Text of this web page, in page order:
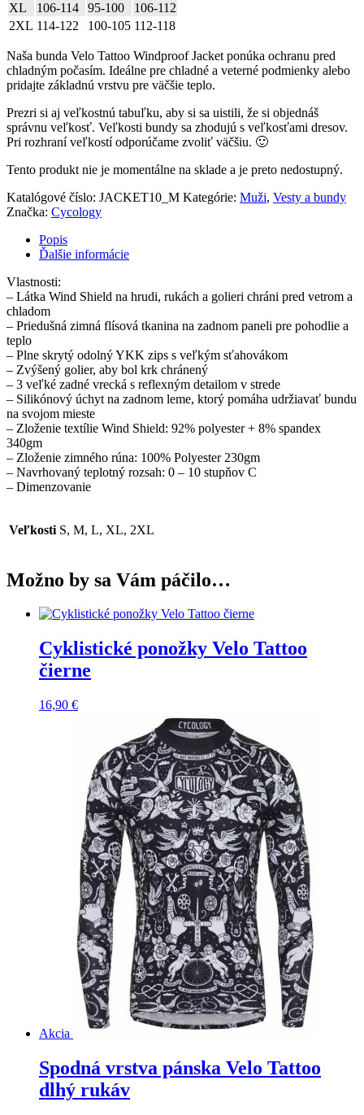
XL
106-114 95-100
106-112
2XL 114-122 100-105 112-118
Naša bunda Velo Tattoo Windproof Jacket ponúka ochranu pred
chladným počasím. Ideálne pre chladné a veterné podmienky alebo
pridajte základnú vrstvu pre väčšie teplo.
Prezri si aj veľkostnú tabuľku, aby si sa uistili, že si objednáš
správnu veľkosť. Veľkosti bundy sa zhodujú s veľkosťami dresov.
Pri rozhraní veľkostí odporúčame zvoliť väčšiu. 🙂
Tento produkt nie je momentálne na sklade a je preto nedostupný.
Katalógové číslo: JACKET10_M Kategórie: Muži, Vesty a bundy
Značka: Cycology
Popis
Ďalšie informácie
Vlastnosti:
– Látka Wind Shield na hrudi, rukách a golieri chráni pred vetrom a
chladom
– Priedušná zimná flísová tkanina na zadnom paneli pre pohodlie a
teplo
– Plne skrytý odolný YKK zips s veľkým sťahovákom
– Zvýšený golier, aby bol krk chránený
– 3 veľké zadné vrecká s reflexným detailom v strede
– Silikónový úchyt na zadnom leme, ktorý pomáha udržiavať bundu
na svojom mieste
– Zloženie textílie Wind Shield: 92% polyester + 8% spandex
340gm
– Zloženie zimného rúna: 100% Polyester 230gm
– Navrhovaný teplotný rozsah: 0 – 10 stupňov C
– Dimenzovanie
Veľkosti S, M, L, XL, 2XL
Možno by sa Vám páčilo…
Cyklistické ponožky Velo Tattoo
čierne
16,90 €
Akcia
Spodná vrstva pánska Velo Tattoo
dlhý rukáv